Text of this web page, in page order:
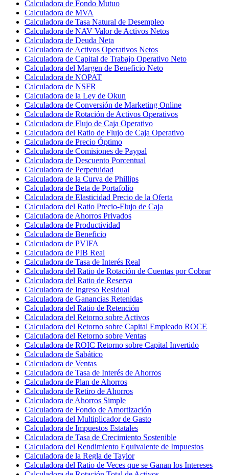
Calculadora de Fondo Mutuo
Calculadora de MVA
Calculadora de Tasa Natural de Desempleo
Calculadora de NAV Valor de Activos Netos
Calculadora de Deuda Neta
Calculadora de Activos Operativos Netos
Calculadora de Capital de Trabajo Operativo Neto
Calculadora del Margen de Beneficio Neto
Calculadora de NOPAT
Calculadora de NSFR
Calculadora de la Ley de Okun
Calculadora de Conversión de Marketing Online
Calculadora de Rotación de Activos Operativos
Calculadora de Flujo de Caja Operativo
Calculadora del Ratio de Flujo de Caja Operativo
Calculadora de Precio Óptimo
Calculadora de Comisiones de Paypal
Calculadora de Descuento Porcentual
Calculadora de Perpetuidad
Calculadora de la Curva de Phillips
Calculadora de Beta de Portafolio
Calculadora de Elasticidad Precio de la Oferta
Calculadora del Ratio Precio-Flujo de Caja
Calculadora de Ahorros Privados
Calculadora de Productividad
Calculadora de Beneficio
Calculadora de PVIFA
Calculadora de PIB Real
Calculadora de Tasa de Interés Real
Calculadora del Ratio de Rotación de Cuentas por Cobrar
Calculadora del Ratio de Reserva
Calculadora de Ingreso Residual
Calculadora de Ganancias Retenidas
Calculadora del Ratio de Retención
Calculadora del Retorno sobre Activos
Calculadora del Retorno sobre Capital Empleado ROCE
Calculadora del Retorno sobre Ventas
Calculadora de ROIC Retorno sobre Capital Invertido
Calculadora de Sabático
Calculadora de Ventas
Calculadora de Tasa de Interés de Ahorros
Calculadora de Plan de Ahorros
Calculadora de Retiro de Ahorros
Calculadora de Ahorros Simple
Calculadora de Fondo de Amortización
Calculadora del Multiplicador de Gasto
Calculadora de Impuestos Estatales
Calculadora de Tasa de Crecimiento Sostenible
Calculadora del Rendimiento Equivalente de Impuestos
Calculadora de la Regla de Taylor
Calculadora del Ratio de Veces que se Ganan los Intereses